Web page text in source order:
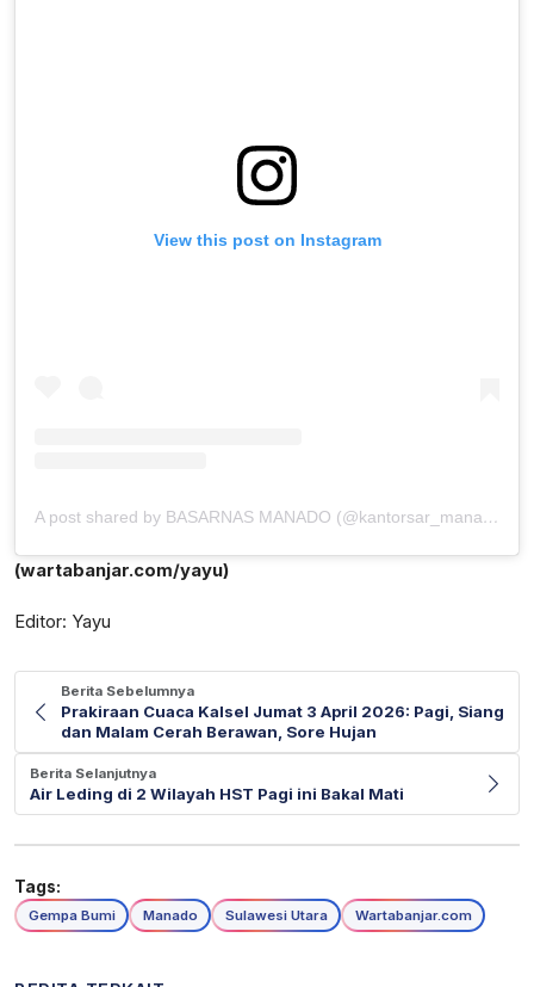
View this post on Instagram
A post shared by BASARNAS MANADO (@kantorsar_manado)
(wartabanjar.com/yayu)
Editor: Yayu
Berita Sebelumnya
Prakiraan Cuaca Kalsel Jumat 3 April 2026: Pagi, Siang
dan Malam Cerah Berawan, Sore Hujan
Berita Selanjutnya
Air Leding di 2 Wilayah HST Pagi ini Bakal Mati
Tags:
Gempa Bumi Manado Sulawesi Utara Wartabanjar.com